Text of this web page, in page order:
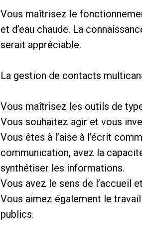
Vous maîtrisez le
et d’eau chaude. La
serait appréciable.
La gestion de contacts
Vous maîtrisez les outils de
Vous souhaitez agir et vous
Vous êtes à l’aise à l’écrit
communication, avez la
synthétiser les informations.
Vous avez le sens de l’accueil
Vous aimez également le
publics.